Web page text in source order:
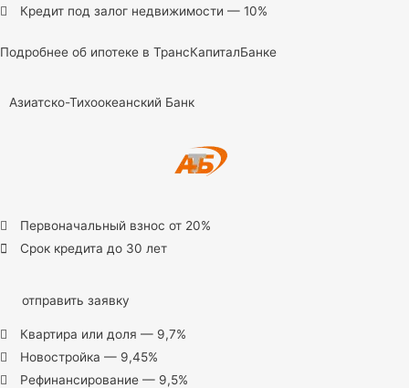
Кредит под залог недвижимости — 10%
Подробнее об ипотеке в ТрансКапиталБанке
Азиатско-Тихоокеанский Банк
Первоначальный взнос от 20%
Срок кредита до 30 лет
отправить заявку
Квартира или доля — 9,7%
Новостройка — 9,45%
Рефинансирование — 9,5%